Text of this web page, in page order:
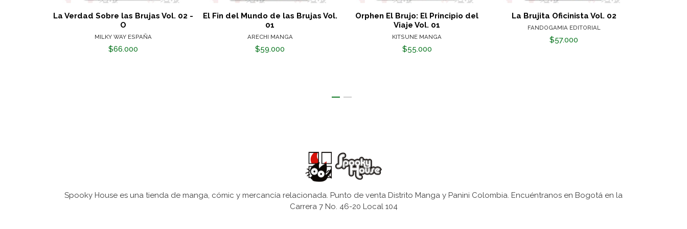
La Verdad Sobre las Brujas Vol. 02 -
O
MILKY WAY ESPAÑA
$66.000
El Fin del Mundo de las Brujas Vol.
01
ARECHI MANGA
$59.000
Orphen El Brujo: El Principio del
Viaje Vol. 01
KITSUNE MANGA
$55.000
La Brujita Oficinista Vol. 02
FANDOGAMIA EDITORIAL
$57.000
Spooky House es una tienda de manga, cómic y mercancía relacionada. Punto de venta Distrito Manga y Panini Colombia. Encuéntranos en Bogotá en la
Carrera 7 No. 46-20 Local 104